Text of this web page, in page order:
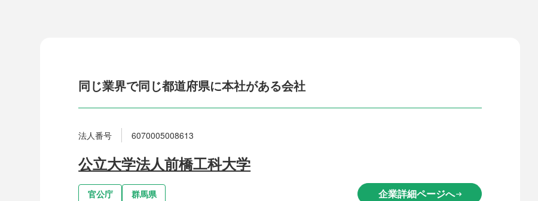
同じ業界で同じ都道府県に本社がある会社
法人番号 6070005008613
公立大学法人前橋工科大学
官公庁 群馬県 企業詳細ページへarrow_right_alt